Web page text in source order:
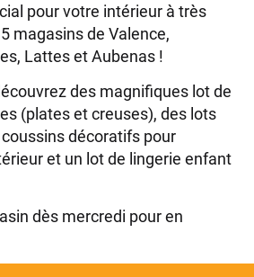
pour votre intérieur à très
magasins de Valence,
Lattes et Aubenas !
des magnifiques lot de
(plates et creuses), des lots
décoratifs pour
et un lot de lingerie enfant
dès mercredi pour en